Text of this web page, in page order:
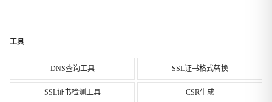
工具
DNS查询工具 SSL证书格式转换
SSL证书检测工具 CSR生成